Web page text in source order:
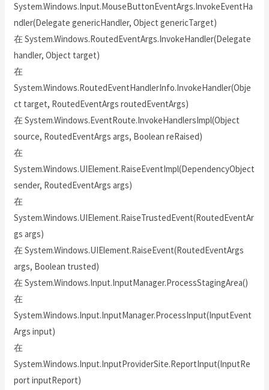
System.Windows.Input.MouseButtonEventArgs.InvokeEventHa
ndler(Delegate genericHandler, Object genericTarget)
在 System.Windows.RoutedEventArgs.InvokeHandler(Delegate
handler, Object target)
在
System.Windows.RoutedEventHandlerInfo.InvokeHandler(Obje
ct target, RoutedEventArgs routedEventArgs)
在 System.Windows.EventRoute.InvokeHandlersImpl(Object
source, RoutedEventArgs args, Boolean reRaised)
在
System.Windows.UIElement.RaiseEventImpl(DependencyObject
sender, RoutedEventArgs args)
在
System.Windows.UIElement.RaiseTrustedEvent(RoutedEventAr
gs args)
在 System.Windows.UIElement.RaiseEvent(RoutedEventArgs
args, Boolean trusted)
在 System.Windows.Input.InputManager.ProcessStagingArea()
在
System.Windows.Input.InputManager.ProcessInput(InputEvent
Args input)
在
System.Windows.Input.InputProviderSite.ReportInput(InputRe
port inputReport)